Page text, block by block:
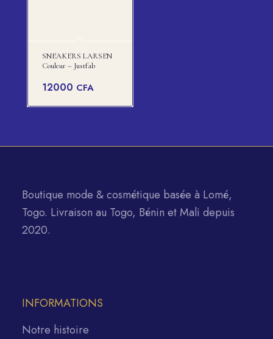
SNEAKERS LARSEN
Couleur – Justfab
12000 CFA
Boutique mode & cosmétique basée à Lomé,
Togo. Livraison au Togo, Bénin et Mali depuis
2020.
INFORMATIONS
Notre histoire